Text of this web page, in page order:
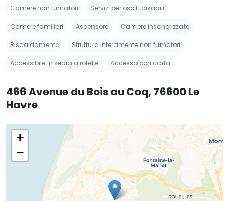
Camere non fumatori Servizi per ospiti disabili
Camere familiari Ascensore Camere insonorizzate
Riscaldamento Struttura interamente non fumatori
Accessibile in sedia a rotelle Accesso con carta
466 Avenue du Bois au Coq, 76600 Le
Havre
+
−